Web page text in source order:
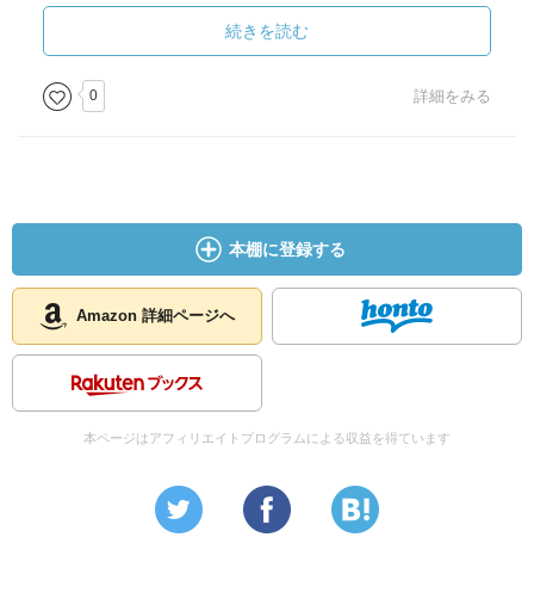
・とことん、従業員目線。
・やりつづける。
（千）
続きを読む
0 詳細をみる
本棚に登録する
Amazon 詳細ページへ
本ページはアフィリエイトプログラムによる収益を得ています